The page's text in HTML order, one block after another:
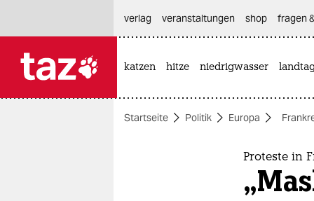
themen
verlag
veranstaltungen shop fragen
katzen hitze niedrigwasser
Startseite Politik Europa
Proteste in